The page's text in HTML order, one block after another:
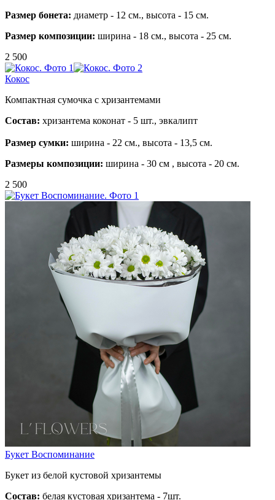
Размер бонета: диаметр - 12 см., высота - 15 см.
Размер композиции: ширина - 18 см., высота - 25 см.
2 500
Кокос
Компактная сумочка с хризантемами
Состав: хризантема коконат - 5 шт., эвкалипт
Размер сумки: ширина - 22 см., высота - 13,5 см.
Размеры композиции: ширина - 30 см , высота - 20 см.
2 500
Букет Воспоминание
Букет из белой кустовой хризантемы
Состав: белая кустовая хризантема - 7шт.